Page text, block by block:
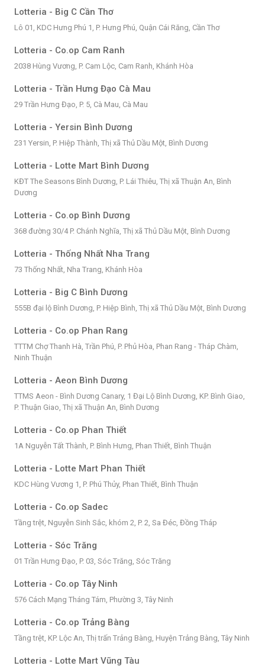
Lotteria - Big C Cần Thơ
Lô 01, KDC Hưng Phú 1, P. Hưng Phú, Quận Cái Răng, Cần Thơ
Lotteria - Co.op Cam Ranh
2038 Hùng Vương, P. Cam Lộc, Cam Ranh, Khánh Hòa
Lotteria - Trần Hưng Đạo Cà Mau
29 Trần Hưng Đạo, P. 5, Cà Mau, Cà Mau
Lotteria - Yersin Bình Dương
231 Yersin, P. Hiệp Thành, Thị xã Thủ Dầu Một, Bình Dương
Lotteria - Lotte Mart Bình Dương
KĐT The Seasons Bình Dương, P. Lái Thiêu, Thị xã Thuận An, Bình
Dương
Lotteria - Co.op Bình Dương
368 đường 30/4 P. Chánh Nghĩa, Thị xã Thủ Dầu Một, Bình Dương
Lotteria - Thống Nhất Nha Trang
73 Thống Nhất, Nha Trang, Khánh Hòa
Lotteria - Big C Bình Dương
555B đại lộ Bình Dương, P. Hiệp Bình, Thị xã Thủ Dầu Một, Bình Dương
Lotteria - Co.op Phan Rang
TTTM Chợ Thanh Hà, Trần Phú, P. Phủ Hòa, Phan Rang - Tháp Chàm,
Ninh Thuận
Lotteria - Aeon Bình Dương
TTMS Aeon - Bình Dương Canary, 1 Đại Lộ Bình Dương, KP. Bình Giao,
P. Thuận Giao, Thị xã Thuận An, Bình Dương
Lotteria - Co.op Phan Thiết
1A Nguyễn Tất Thành, P. Bình Hưng, Phan Thiết, Bình Thuận
Lotteria - Lotte Mart Phan Thiết
KDC Hùng Vương 1, P. Phú Thủy, Phan Thiết, Bình Thuận
Lotteria - Co.op Sadec
Tầng trệt, Nguyễn Sinh Sắc, khóm 2, P. 2, Sa Đéc, Đồng Tháp
Lotteria - Sóc Trăng
01 Trần Hưng Đạo, P. 03, Sóc Trăng, Sóc Trăng
Lotteria - Co.op Tây Ninh
576 Cách Mạng Tháng Tám, Phường 3, Tây Ninh
Lotteria - Co.op Trảng Bàng
Tầng trệt, KP. Lộc An, Thị trấn Trảng Bàng, Huyện Trảng Bàng, Tây Ninh
Lotteria - Lotte Mart Vũng Tàu